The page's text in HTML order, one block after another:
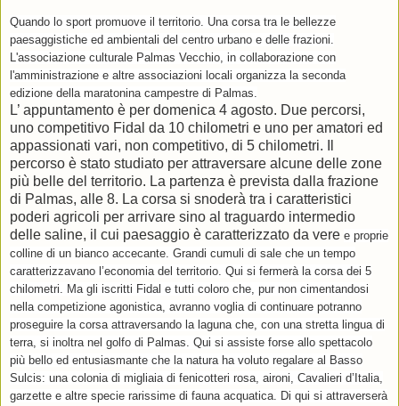
Quando lo sport promuove il territorio. Una corsa tra le bellezze
paesaggistiche ed ambientali del centro urbano e delle frazioni.
L'associazione culturale Palmas Vecchio, in collaborazione con
l'amministrazione e altre associazioni locali organizza la seconda
edizione della maratonina campestre di Palmas.
L’ appuntamento è per domenica 4 agosto. Due percorsi,
uno competitivo Fidal da 10 chilometri e uno per amatori ed
appassionati vari, non competitivo, di 5 chilometri. Il
percorso è stato studiato per attraversare alcune delle zone
più belle del territorio. La partenza è prevista dalla frazione
di Palmas, alle 8. La corsa si snoderà tra i caratteristici
poderi agricoli per arrivare sino al traguardo intermedio
delle saline, il cui paesaggio è caratterizzato da vere e proprie
colline di un bianco accecante. Grandi cumuli di sale che un tempo
caratterizzavano l’economia del territorio. Qui si fermerà la corsa dei 5
chilometri. Ma gli iscritti Fidal e tutti coloro che, pur non cimentandosi
nella competizione agonistica, avranno voglia di continuare potranno
proseguire la corsa attraversando la laguna che, con una stretta lingua di
terra, si inoltra nel golfo di Palmas. Qui si assiste forse allo spettacolo
più bello ed entusiasmante che la natura ha voluto regalare al Basso
Sulcis: una colonia di migliaia di fenicotteri rosa, aironi, Cavalieri d’Italia,
garzette e altre specie rarissime di fauna acquatica. Di qui si attraverserà